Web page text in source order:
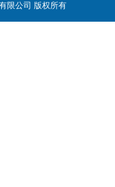
限公司 版权所有